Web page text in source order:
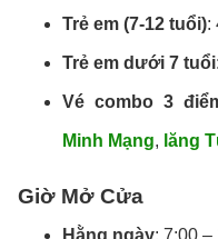
Trẻ em (7-12 tuổi):
Trẻ em dưới 7 tuổi
Vé combo 3
Minh Mạng, lăng
Giờ Mở Cửa